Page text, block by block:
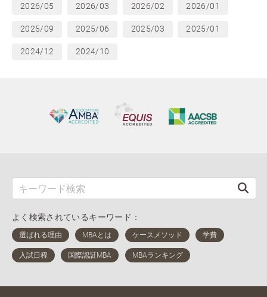
2026/05 2026/03 2026/02 2026/01
2025/09 2025/06 2025/03 2025/01
2024/12 2024/10
よく検索されているキーワード：